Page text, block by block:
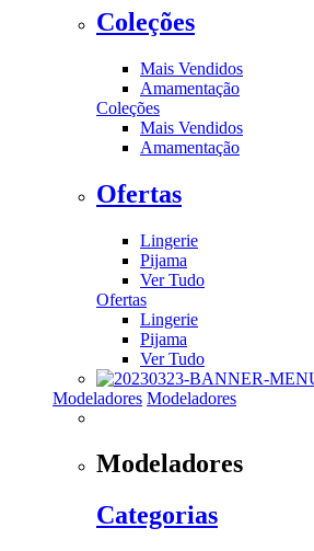
Coleções
Mais Vendidos
Amamentação
Coleções
Mais Vendidos
Amamentação
Ofertas
Lingerie
Pijama
Ver Tudo
Ofertas
Lingerie
Pijama
Ver Tudo
Modeladores Modeladores
Modeladores
Categorias